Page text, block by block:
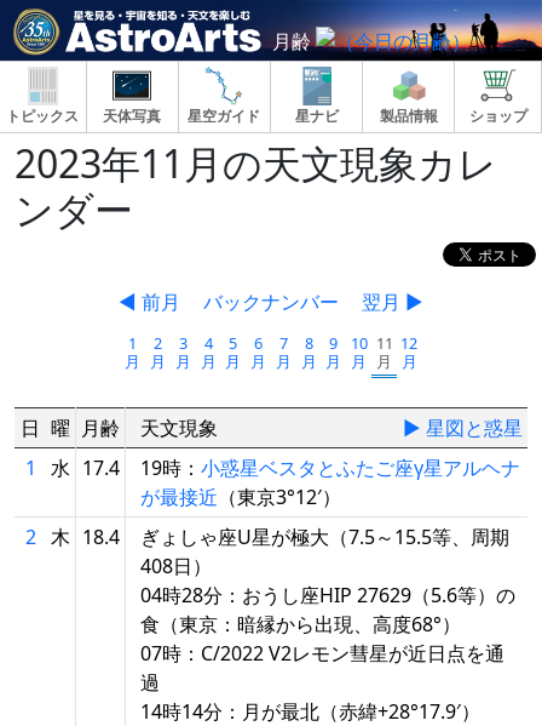
月齢
トピックス 天体写真 星空ガイド 星ナビ 製品情報 ショップ
2023年11月の天文現象カレ
ンダー
◀ 前月 バックナンバー 翌月 ▶
1
月
2
月
3
月
4
月
5
月
6
月
7
月
8
月
9
月
10
月
11
月
12
月
日 曜 月齢 天文現象
▶ 星図と惑星
1
水 17.4 19時： 小惑星ベスタとふたご座γ星アルヘナ
が最接近 （東京3°12′）
2 木 18.4
ぎょしゃ座U星が極大（7.5～15.5等、周期
408日）
04時28分：おうし座HIP 27629（5.6等）の
食（東京：暗縁から出現、高度68°）
07時：C/2022 V2レモン彗星が近日点を通
過
14時14分：月が最北（赤緯+28°17.9′）